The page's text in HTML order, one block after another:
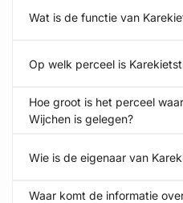
Wat is de functie van
Op welk perceel is
Hoe groot is het perceel
Wijchen is gelegen?
Wie is de eigenaar van
Waar komt de informatie